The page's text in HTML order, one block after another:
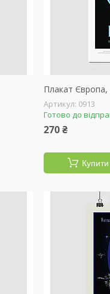
Плакат
0913
Готово до
270 ₴
Купити